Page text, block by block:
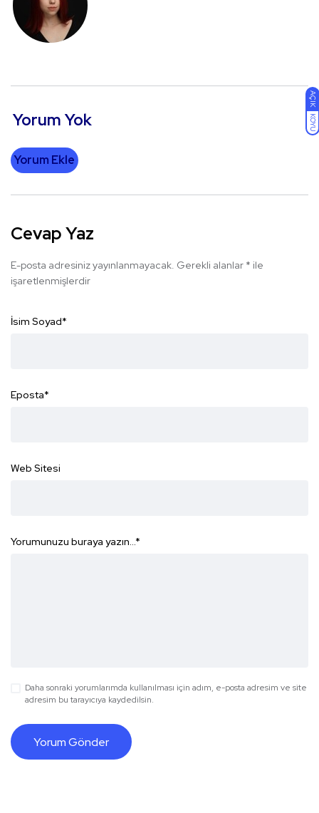
AÇIK
KOYU
Yorum Yok
Yorum Ekle
Cevap Yaz
E-posta adresiniz yayınlanmayacak. Gerekli alanlar * ile
işaretlenmişlerdir
İsim Soyad*
Eposta*
Web Sitesi
Yorumunuzu buraya yazın...*
Daha sonraki yorumlarımda kullanılması için adım, e-posta adresim ve site
adresim bu tarayıcıya kaydedilsin.